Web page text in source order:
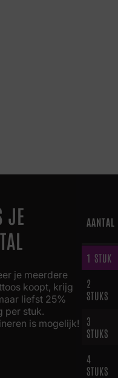
JE
je meerdere
koopt, krijg
liefst 25%
per stuk.
is mogelijk!
AANTAL
1 STUK
2
STUKS
3
STUKS
4
STUKS